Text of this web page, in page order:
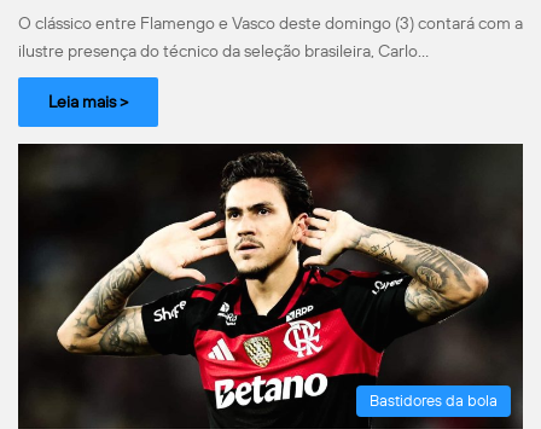
O clássico entre Flamengo e Vasco deste domingo (3) contará com a
ilustre presença do técnico da seleção brasileira, Carlo…
Leia mais >
Bastidores da bola